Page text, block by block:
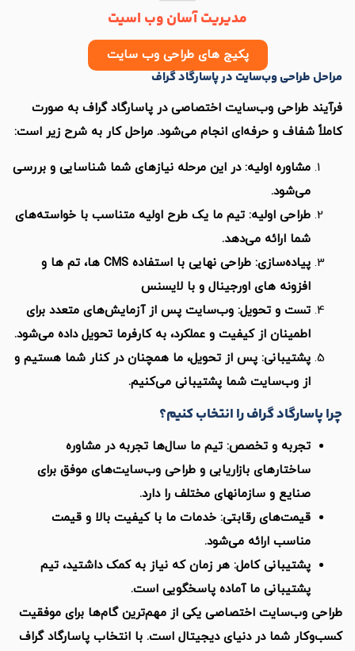
مدیریت آسان وب اسیت
پکیج های طراحی وب سایت
وب‌سایت در پاسارگاد گراف
وب‌سایت اختصاصی در پاسارگاد گراف به صورت
و حرفه‌ای انجام می‌شود. مراحل کار به شرح زیر است:
اولیه: در این مرحله نیازهای شما شناسایی و بررسی
اولیه: تیم ما یک طرح اولیه متناسب با خواسته‌های
ارائه می‌دهد.
پیاده‌سازی: طراحی نهایی با استفاده CMS ها، تم ها و
های اورجینال و با لایسنس
و تحویل: وب‌سایت پس از آزمایش‌های متعدد برای
از کیفیت و عملکرد، به کارفرما تحویل داده می‌شود.
پس از تحویل، ما همچنان در کنار شما هستیم و
وب‌سایت شما پشتیبانی می‌کنیم.
گراف را انتخاب کنیم؟
و تخصص: تیم ما سال‌ها تجربه در مشاوره
بازاریابی و طراحی وب‌سایت‌های موفق برای
و سازمانهای مختلف را دارد.
رقابتی: خدمات ما با کیفیت بالا و قیمت
ارائه می‌شود.
کامل: هر زمان که نیاز به کمک داشتید، تیم
ما آماده پاسخگویی است.
اختصاصی یکی از مهم‌ترین گام‌ها برای موفقیت
شما در دنیای دیجیتال است. با انتخاب پاسارگاد گراف